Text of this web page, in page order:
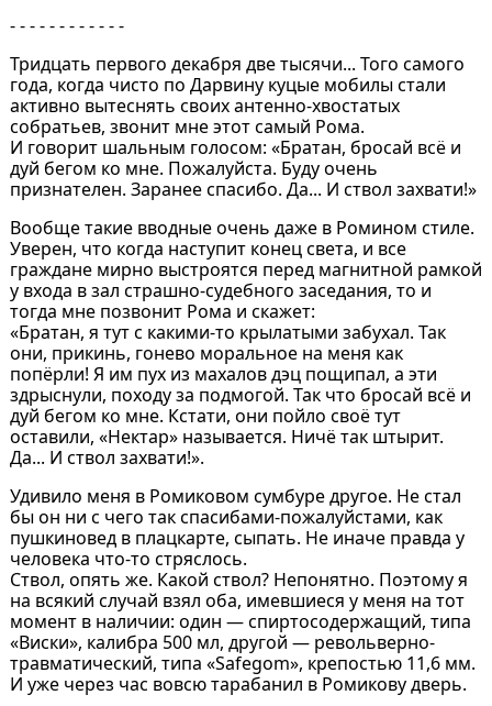
- - - - - - - - - - - -
Тридцать первого декабря две тысячи... Того самого
года, когда чисто по Дарвину куцые мобилы стали
активно вытеснять своих антенно-хвостатых
собратьев, звонит мне этот самый Рома.
И говорит шальным голосом: «Братан, бросай всё и
дуй бегом ко мне. Пожалуйста. Буду очень
признателен. Заранее спасибо. Да... И ствол захвати!»
Вообще такие вводные очень даже в Ромином стиле.
Уверен, что когда наступит конец света, и все
граждане мирно выстроятся перед магнитной рамкой
у входа в зал страшно-судебного заседания, то и
тогда мне позвонит Рома и скажет:
«Братан, я тут с какими-то крылатыми забухал. Так
они, прикинь, гонево моральное на меня как
попёрли! Я им пух из махалов дэц пощипал, а эти
здрыснули, походу за подмогой. Так что бросай всё и
дуй бегом ко мне. Кстати, они пойло своё тут
оставили, «Нектар» называется. Ничё так штырит.
Да... И ствол захвати!».
Удивило меня в Ромиковом сумбуре другое. Не стал
бы он ни с чего так спасибами-пожалуйстами, как
пушкиновед в плацкарте, сыпать. Не иначе правда у
человека что-то стряслось.
Ствол, опять же. Какой ствол? Непонятно. Поэтому я
на всякий случай взял оба, имевшиеся у меня на тот
момент в наличии: один — спиртосодержащий, типа
«Виски», калибра 500 мл, другой — револьверно-
травматический, типа «Safegom», крепостью 11,6 мм.
И уже через час вовсю тарабанил в Ромикову дверь.